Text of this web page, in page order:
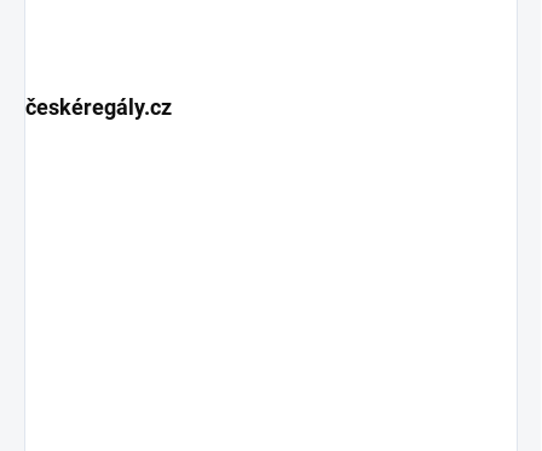
českéregály.cz